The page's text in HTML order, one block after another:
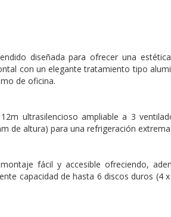
diseñada para ofrecer una
con un elegante tratamiento tipo
de oficina.
ultrasilencioso ampliable a 3
de altura) para una refrigeración extrema.
fácil y accesible ofreciendo,
capacidad de hasta 6 discos duros (4 x